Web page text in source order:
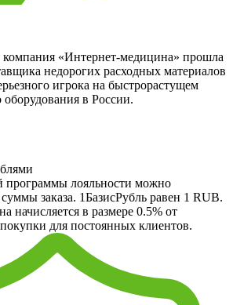
компания «Интернет-медицина» прошла
недорогих расходных материалов
игрока на быстрорастущем
в России.
программы лояльности можно
заказа. 1БазисРубль равен 1 RUB.
начисляется в размере 0.5% от
для постоянных клиентов.